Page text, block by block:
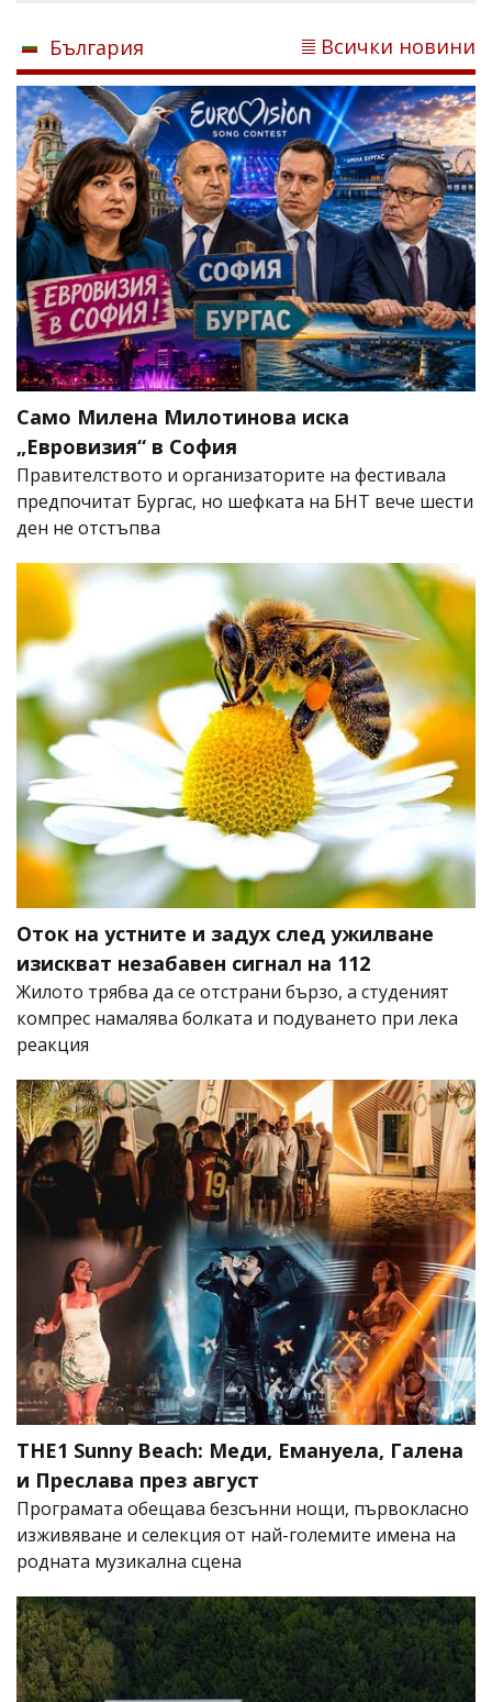
България Всички новини
Само Милена Милотинова иска
„Евровизия“ в София
Правителството и организаторите на фестивала
предпочитат Бургас, но шефката на БНТ вече шести
ден не отстъпва
Оток на устните и задух след ужилване
изискват незабавен сигнал на 112
Жилото трябва да се отстрани бързо, а студеният
компрес намалява болката и подуването при лека
реакция
THE1 Sunny Beach: Меди, Емануела, Галена
и Преслава през август
Програмата обещава безсънни нощи, първокласно
изживяване и селекция от най-големите имена на
родната музикална сцена